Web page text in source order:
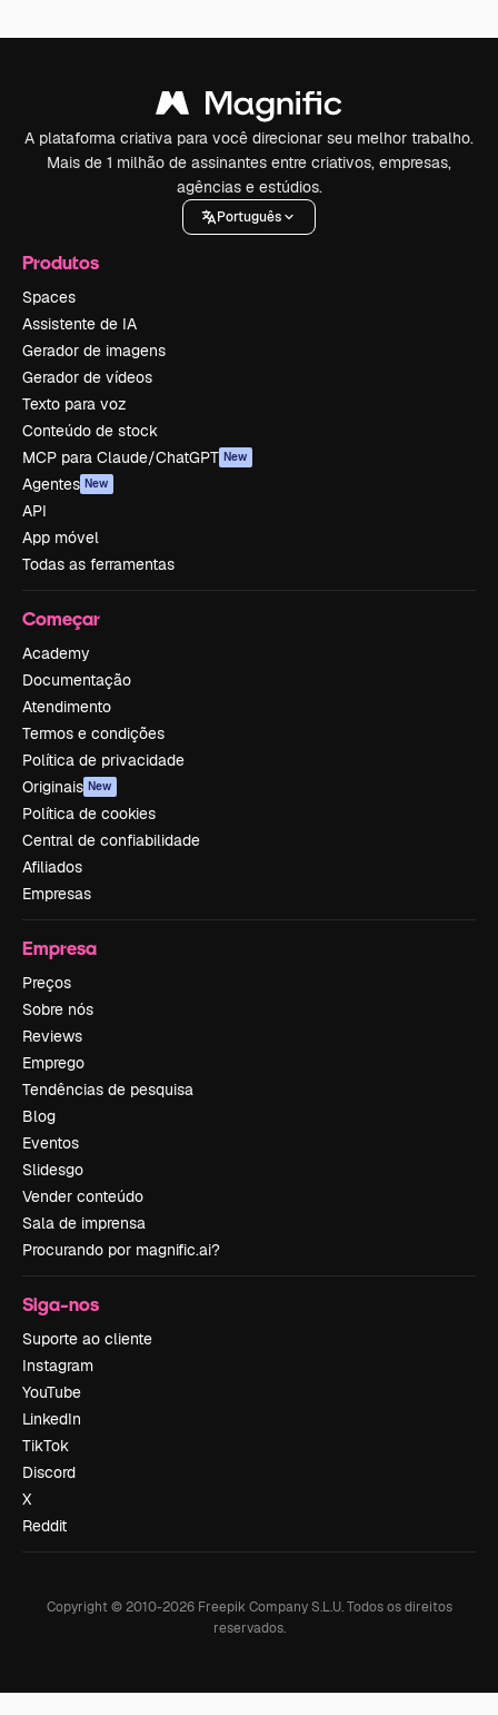
A plataforma criativa para você direcionar seu melhor trabalho.
Mais de 1 milhão de assinantes entre criativos, empresas,
agências e estúdios.
Português
Produtos
Spaces
Assistente de IA
Gerador de imagens
Gerador de vídeos
Texto para voz
Conteúdo de stock
MCP para Claude/ChatGPT New
Agentes New
API
App móvel
Todas as ferramentas
Começar
Academy
Documentação
Atendimento
Termos e condições
Política de privacidade
Originais New
Política de cookies
Central de confiabilidade
Afiliados
Empresas
Empresa
Preços
Sobre nós
Reviews
Emprego
Tendências de pesquisa
Blog
Eventos
Slidesgo
Vender conteúdo
Sala de imprensa
Procurando por magnific.ai?
Siga-nos
Suporte ao cliente
Instagram
YouTube
LinkedIn
TikTok
Discord
X
Reddit
Copyright © 2010-2026Freepik Company S.L.U. Todos os direitos
reservados.